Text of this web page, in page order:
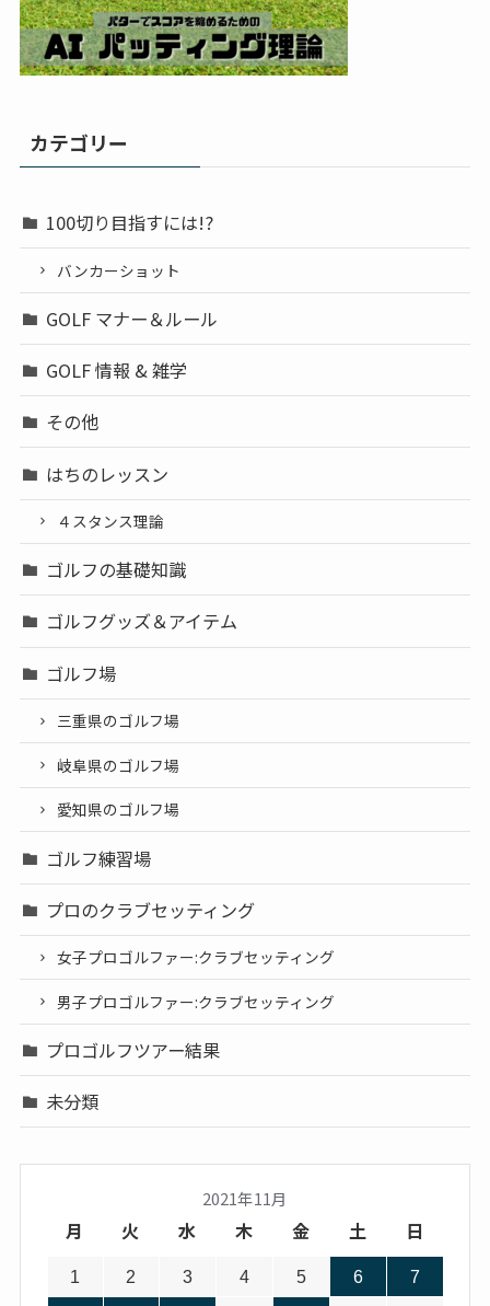
カテゴリー
100切り目指すには!?
バンカーショット
GOLF マナー＆ルール
GOLF 情報 & 雑学
その他
はちのレッスン
４スタンス理論
ゴルフの基礎知識
ゴルフグッズ＆アイテム
ゴルフ場
三重県のゴルフ場
岐阜県のゴルフ場
愛知県のゴルフ場
ゴルフ練習場
プロのクラブセッティング
女子プロゴルファー:クラブセッティング
男子プロゴルファー:クラブセッティング
プロゴルフツアー結果
未分類
2021年11月
月 火 水 木 金 土 日
1 2 3 4 5 6 7